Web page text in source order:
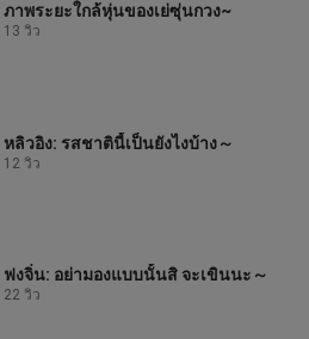
ภาพระยะใกล้หุ่นของเย่ซุ่นกวง~
13 วิว
หลิวอิง: รสชาตินี้เป็นยังไงบ้าง～
12 วิว
ฟงจิ่น: อย่ามองแบบนั้นสิ จะเขินนะ～
22 วิว